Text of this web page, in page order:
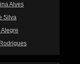
Alves
Silva